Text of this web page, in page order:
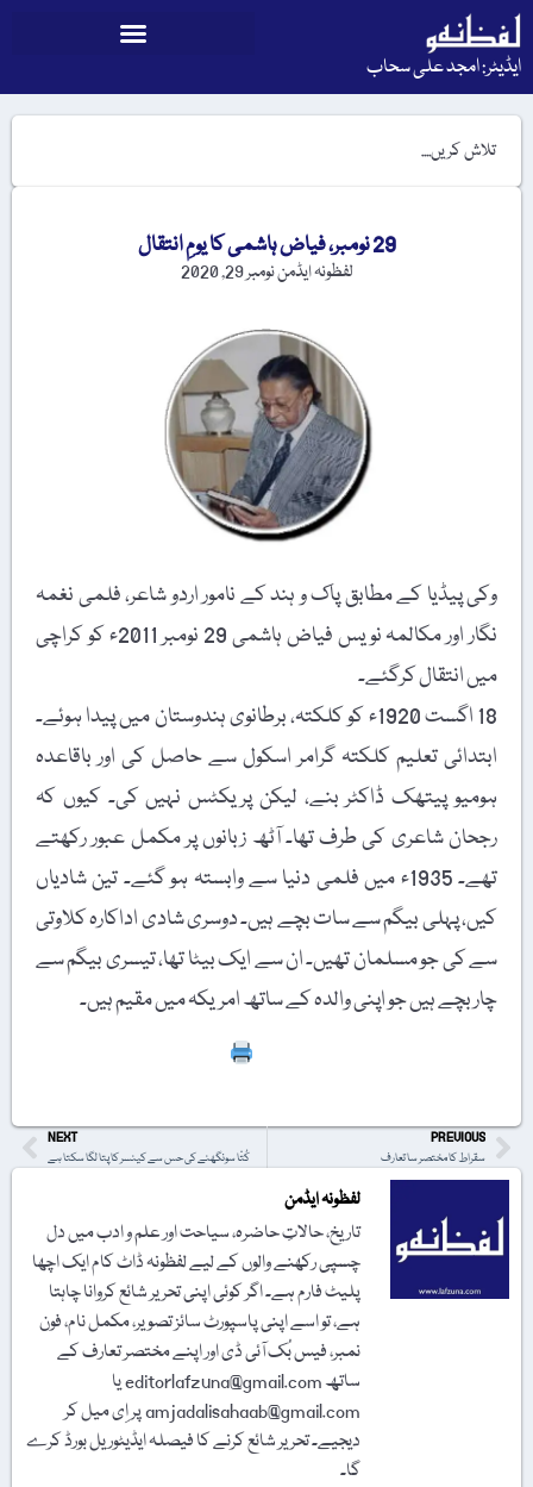
ایڈیٹر: امجد علی سحاب
29 نومبر، فیاض ہاشمی کا یومِ انتقال
لفظونہ ایڈمننومبر 29, 2020
وکی پیڈیا کے مطابق پاک و ہند کے نامور اردو شاعر، فلمی نغمہ
نگار اور مکالمہ نویس فیاض ہاشمی 29 نومبر 2011ء کو کراچی
میں انتقال کرگئے۔
18 اگست 1920ء کو کلکتہ، برطانوی ہندوستان میں پیدا ہوئے۔
ابتدائی تعلیم کلکتہ گرامر اسکول سے حاصل کی اور باقاعدہ
ہومیو پیتھک ڈاکٹر بنے، لیکن پریکٹس نہیں کی۔ کیوں کہ
رجحان شاعری کی طرف تھا۔ آٹھ زبانوں پر مکمل عبور رکھتے
تھے۔ 1935ء میں فلمی دنیا سے وابستہ ہو گئے۔ تین شادیاں
کیں، پہلی بیگم سے سات بچے ہیں۔ دوسری شادی اداکارہ کلاوتی
سے کی جو مسلمان تھیں۔ ان سے ایک بیٹا تھا، تیسری بیگم سے
چار بچے ہیں جو اپنی والدہ کے ساتھ امریکہ میں مقیم ہیں۔
PREVIOUS
سقراط کا مختصر سا تعارف
NEXT
کُتّا سونگھنے کی حس سے کینسر کا پتا لگا سکتا ہے
لفظونہ ایڈمن
تاریخ، حالاتِ حاضرہ، سیاحت اور علم و ادب میں دل
چسپی رکھنے والوں کے لیے لفظونہ ڈاٹ کام ایک اچھا
پلیٹ فارم ہے۔ اگر کوئی اپنی تحریر شائع کروانا چاہتا
ہے، تو اسے اپنی پاسپورٹ سائز تصویر، مکمل نام، فون
نمبر، فیس بُک آئی ڈی اور اپنے مختصر تعارف کے
ساتھ editorlafzuna@gmail.com یا
amjadalisahaab@gmail.com پر اِی میل کر
دیجیے۔ تحریر شائع کرنے کا فیصلہ ایڈیٹوریل بورڈ کرے
گا۔